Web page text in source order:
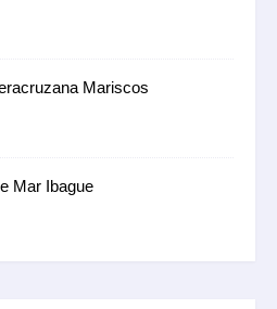
Mariscos
Mar Ibague